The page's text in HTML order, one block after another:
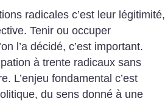
radicales c’est leur légitimité,
Tenir ou occuper
l’a décidé, c’est important.
à trente radicaux sans
L’enjeu fondamental c’est
du sens donné à une